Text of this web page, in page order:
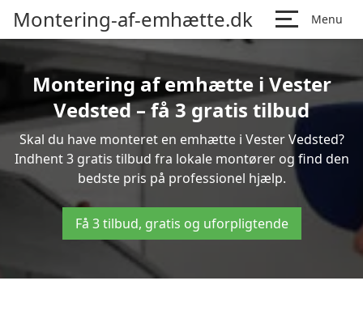
Montering-af-emhætte.dk Menu
Montering af emhætte i Vester
Vedsted – få 3 gratis tilbud
Skal du have monteret en emhætte i Vester Vedsted?
Indhent 3 gratis tilbud fra lokale montører og find den
bedste pris på professionel hjælp.
Få 3 tilbud, gratis og uforpligtende